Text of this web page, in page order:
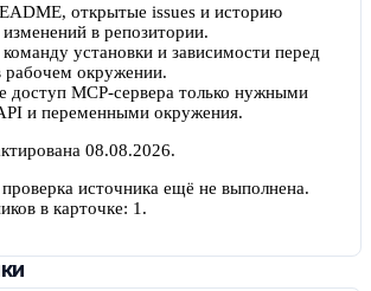
открытые issues и историю
в репозитории.
установки и зависимости перед
рабочем окружении.
доступ MCP-сервера только нужными
и переменными окружения.
08.08.2026.
источника ещё не выполнена.
в карточке: 1 .